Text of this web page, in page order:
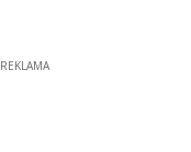
REKLAMA